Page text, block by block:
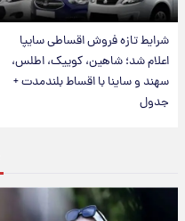
شرایط تازه فروش اقساطی سایپا
اعلام شد؛ شاهین، کوییک، اطلس،
سهند و ساینا با اقساط بلندمدت +
جدول